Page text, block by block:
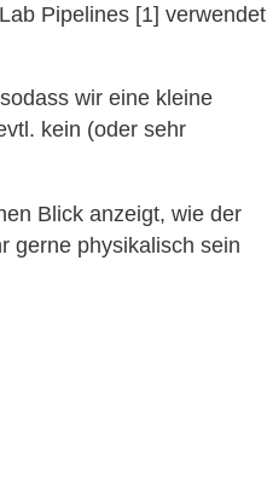
Pipelines [1] verwendet
wir eine kleine
kein (oder sehr
Blick anzeigt, wie der
gerne physikalisch sein